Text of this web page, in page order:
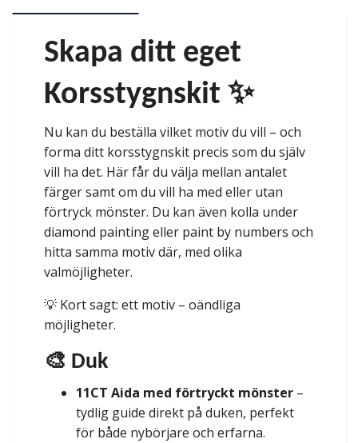
Skapa ditt eget
Korsstygnskit ✨
Nu kan du beställa vilket motiv du vill – och
forma ditt korsstygnskit precis som du själv
vill ha det. Här får du välja mellan antalet
färger samt om du vill ha med eller utan
förtryck mönster. Du kan även kolla under
diamond painting eller paint by numbers och
hitta samma motiv där, med olika
valmöjligheter.
💡 Kort sagt: ett motiv – oändliga
möjligheter.
🎨 Duk
11CT Aida med förtryckt mönster –
tydlig guide direkt på duken, perfekt
för både nybörjare och erfarna.